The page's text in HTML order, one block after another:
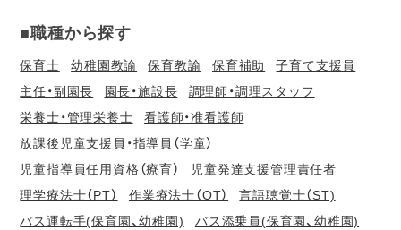
■職種から探す
保育士 幼稚園教諭 保育教諭 保育補助
子育て支援員
主任・副園長
園長・施設長
調理師・調理スタッフ
栄養士・管理栄養士
看護師・准看護師
放課後児童支援員・指導員（学童）
児童指導員任用資格（療育）
児童発達支援管理責任者
理学療法士（PT）
作業療法士（OT）
言語聴覚士（ST)
バス運転手(保育園、幼稚園)
バス添乗員(保育園、幼稚園)